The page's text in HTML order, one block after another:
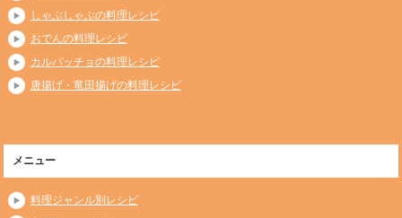
しゃぶしゃぶの料理レシピ
おでんの料理レシピ
カルパッチョの料理レシピ
唐揚げ・竜田揚げの料理レシピ
メニュー
料理ジャンル別レシピ